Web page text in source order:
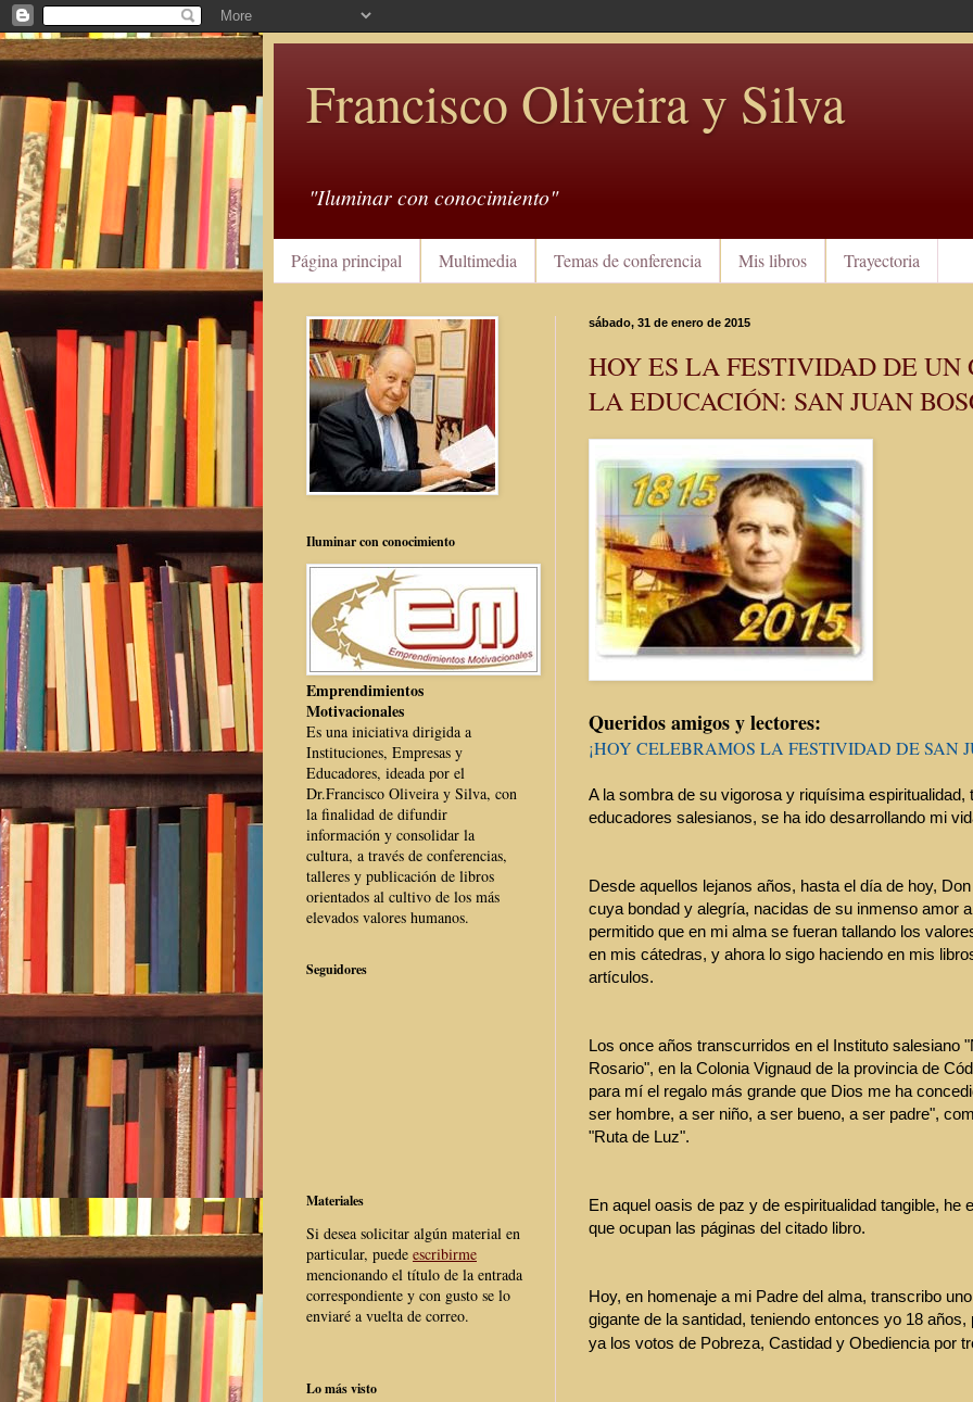
Francisco Oliveira y Silva
"Iluminar con conocimiento"
Página principal Multimedia Temas de conferencia Mis libros Trayectoria
sábado, 31 de enero de 2015
HOY ES LA FESTIVIDAD DE UN
LA EDUCACIÓN: SAN JUAN
Queridos amigos y lectores:
¡HOY CELEBRAMOS LA FESTIVIDAD DE SAN
A la sombra de su vigorosa y riquísima espiritualidad,
educadores salesianos, se ha ido desarrollando mi
Desde aquellos lejanos años, hasta el día de hoy,
cuya bondad y alegría, nacidas de su inmenso amor
permitido que en mi alma se fueran tallando los
en mis cátedras, y ahora lo sigo haciendo en mis
artículos.
Los once años transcurridos en el Instituto salesiano
Rosario", en la Colonia Vignaud de la provincia de
para mí el regalo más grande que Dios me ha
ser hombre, a ser niño, a ser bueno, a ser padre",
"Ruta de Luz".
En aquel oasis de paz y de espiritualidad tangible, he
que ocupan las páginas del citado libro.
Hoy, en homenaje a mi Padre del alma, transcribo
gigante de la santidad, teniendo entonces yo 18
ya los votos de Pobreza, Castidad y Obediencia por
Iluminar con conocimiento
Emprendimientos
Motivacionales
Es una iniciativa dirigida a
Instituciones, Empresas y
Educadores, ideada por el
Dr.Francisco Oliveira y Silva, con
la finalidad de difundir
información y consolidar la
cultura, a través de conferencias,
talleres y publicación de libros
orientados al cultivo de los más
elevados valores humanos.
Seguidores
Materiales
Si desea solicitar algún material en
particular, puede escribirme
mencionando el título de la entrada
correspondiente y con gusto se lo
enviaré a vuelta de correo.
Lo más visto